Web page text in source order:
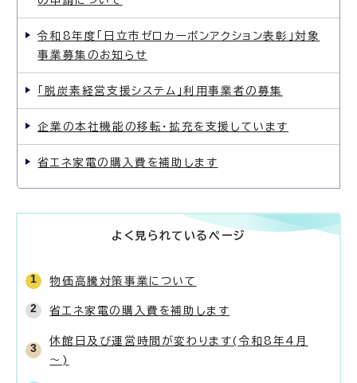
令和8年度「日立市ゼロカーボンアクション表彰」対象
事業募集のお知らせ
「脱炭素経営支援システム」利用事業者の募集
企業の本社機能の移転・拡充を支援しています
省エネ家電の購入費を補助します
よく見られているページ
物価高騰対策事業について
省エネ家電の購入費を補助します
休館日及び運営時間が変わります(令和8年4月
～)